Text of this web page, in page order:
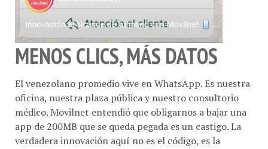
MENOS CLICS, MÁS DATOS
El venezolano promedio vive en WhatsApp. Es nuestra
oficina, nuestra plaza pública y nuestro consultorio
médico. Movilnet entendió que obligarnos a bajar una
app de 200MB que se queda pegada es un castigo. La
verdadera innovación aquí no es el código, es la
conveniencia.